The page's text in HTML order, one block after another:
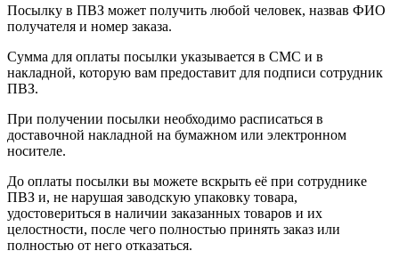
Посылку в ПВЗ может получить любой человек, назвав ФИО
получателя и номер заказа.
Сумма для оплаты посылки указывается в СМС и в
накладной, которую вам предоставит для подписи сотрудник
ПВЗ.
При получении посылки необходимо расписаться в
доставочной накладной на бумажном или электронном
носителе.
До оплаты посылки вы можете вскрыть её при сотруднике
ПВЗ и, не нарушая заводскую упаковку товара,
удостовериться в наличии заказанных товаров и их
целостности, после чего полностью принять заказ или
полностью от него отказаться.